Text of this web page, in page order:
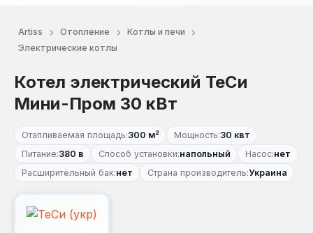
Artiss Отопление
Котлы и печи
Электрические котлы
Котел электрический ТеСи
Мини-Пром 30 кВт
Отапливаемая площадь:300 м² Мощность:30 квт
Питание:380 в Способ установки:напольный Насос:нет
Расширительный бак:нет Страна производитель:Украина